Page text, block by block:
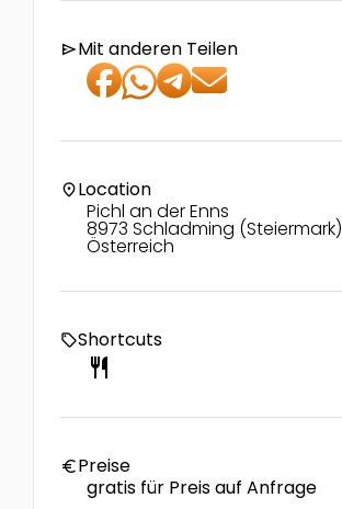
sendMit anderen Teilen
location_onLocation
Pichl an der Enns
8973 Schladming (Steiermark)
Österreich
local_offerShortcuts
restaurant
euroPreise
gratis für Preis auf Anfrage